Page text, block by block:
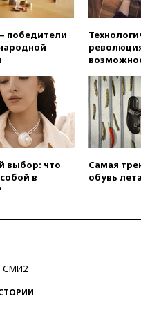
победители
выбор: что
в
Самая
обувь
СМИ2